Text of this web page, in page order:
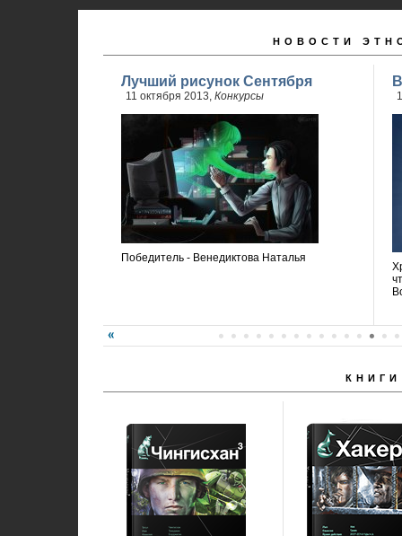
НОВОСТИ
Лучший рисунок Сентября
11 октября 2013, Конкурсы
Победитель - Венедиктова Наталья
КНИГИ